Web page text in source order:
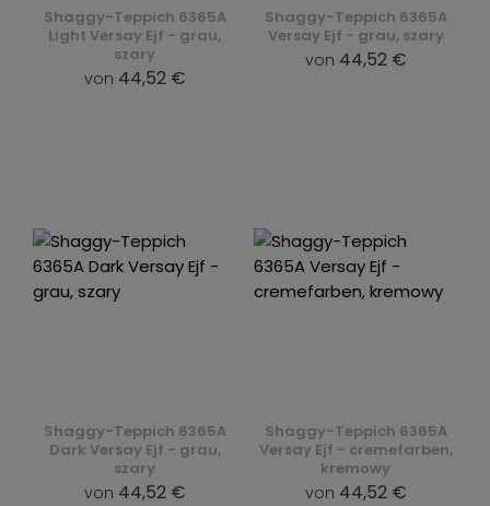
Shaggy-Teppich 6365A
Light Versay Ejf - grau,
szary
von 44,52 €
Shaggy-Teppich 6365A
Versay Ejf - grau, szary
von 44,52 €
Shaggy-Teppich 6365A
Dark Versay Ejf - grau,
szary
von 44,52 €
Shaggy-Teppich 6365A
Versay Ejf - cremefarben,
kremowy
von 44,52 €